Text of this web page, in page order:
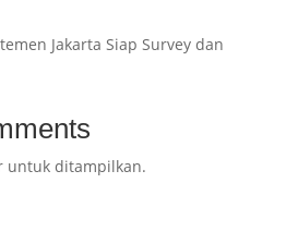
Jakarta Siap Survey dan
untuk ditampilkan.